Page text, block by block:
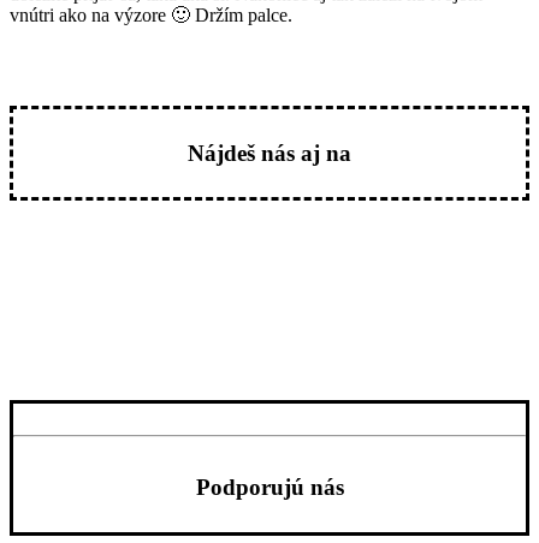
vnútri ako na výzore 🙂 Držím palce.
Nájdeš nás aj na
Podporujú nás